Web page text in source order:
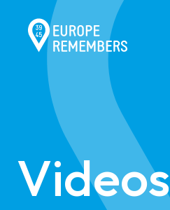
Videos